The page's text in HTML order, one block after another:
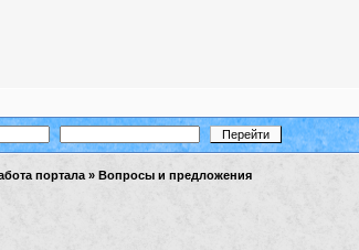
портала » Вопросы и предложения